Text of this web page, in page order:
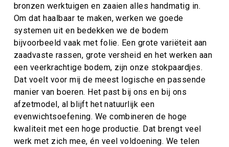
bronzen werktuigen en zaaien alles handmatig in.
Om dat haalbaar te maken, werken we goede
systemen uit en bedekken we de bodem
bijvoorbeeld vaak met folie. Een grote variëteit aan
zaadvaste rassen, grote versheid en het werken aan
een veerkrachtige bodem, zijn onze stokpaardjes.
Dat voelt voor mij de meest logische en passende
manier van boeren. Het past bij ons en bij ons
afzetmodel, al blijft het natuurlijk een
evenwichtsoefening. We combineren de hoge
kwaliteit met een hoge productie. Dat brengt veel
werk met zich mee, én veel voldoening. We telen